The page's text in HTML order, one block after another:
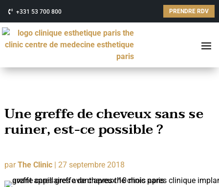
+331 53 700 800 PRENDRE RDV
Une greffe de cheveux sans se
ruiner, est-ce possible ?
parThe Clinic| 27 septembre 2018